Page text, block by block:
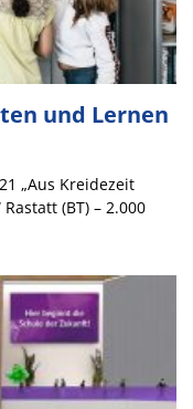
und Lernen
„Aus Kreidezeit
(BT) – 2.000